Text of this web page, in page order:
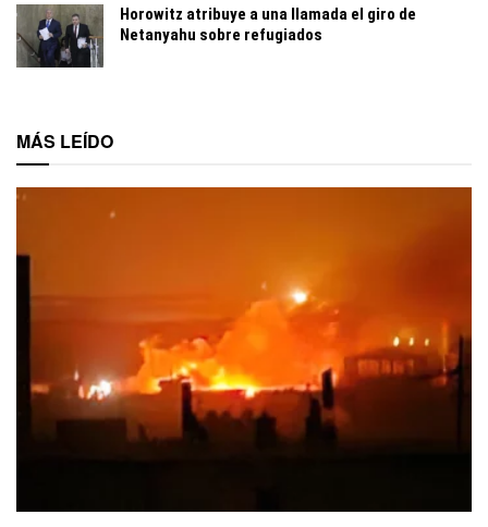
Horowitz atribuye a una llamada el giro de
Netanyahu sobre refugiados
MÁS LEÍDO